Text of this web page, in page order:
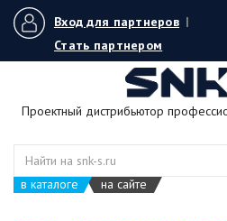
Вход для партнеров |
Стать партнером
Проектный дистрибьютор
в каталоге на сайте